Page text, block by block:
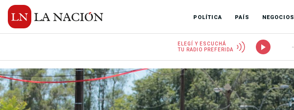
POLÍTICA PAÍS NEGOCIOS
ELEGÍ Y ESCUCHÁ
TU RADIO PREFERIDA